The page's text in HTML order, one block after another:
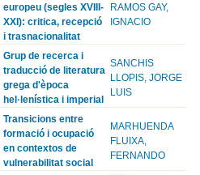
europeu (segles XVIII-
XXI): critica, recepció
i trasnacionalitat
RAMOS GAY,
IGNACIO
Grup de recerca i
traducció de literatura
grega d'època
hel·lenística i imperial
SANCHIS
LLOPIS, JORGE
LUIS
Transicions entre
formació i ocupació
en contextos de
vulnerabilitat social
MARHUENDA
FLUIXA,
FERNANDO